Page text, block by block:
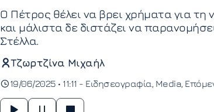
Ο Πέτρος θέλει να βρει χρήματα για τη
και μάλιστα δε διστάζει να
Στέλλα.
Τζωρτζίνα Μιχαήλ
19/06/2025 • 11:11 - Ειδησεογραφία Media